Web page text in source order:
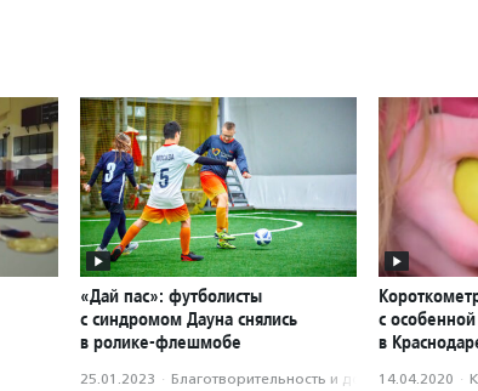
«Дай пас»: футболисты
с синдромом Дауна снялись
в ролике-флешмобе
25.01.2023 · Благотвори­тель­ность и доброволь­чест­во
с
в
14.04.2020 ·